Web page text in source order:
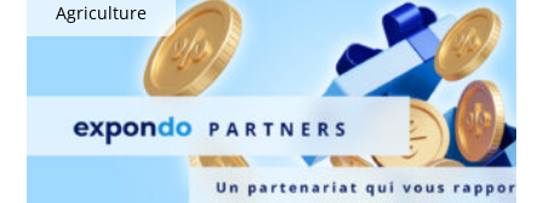
Agriculture